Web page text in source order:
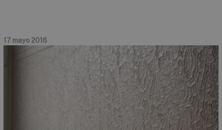
17 mayo 2016